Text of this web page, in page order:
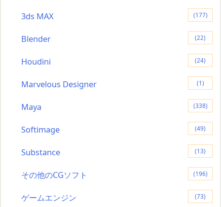
3ds MAX (177)
Blender (22)
Houdini (24)
Marvelous Designer (1)
Maya (338)
Softimage (49)
Substance (13)
その他のCGソフト (196)
ゲームエンジン (73)